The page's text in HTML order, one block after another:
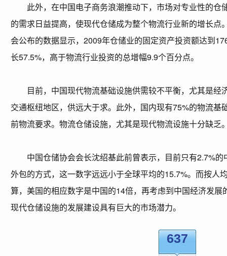
此外，在中国电子商务浪潮推动下，市场对专业性的仓
的需求日益提高，使现代仓储成为整个物流行业新的增长点
会公布的数据显示，2009年仓储业的固定资产投资额达到
长57.5%，高于物流行业投资的总增幅9.9个百分点。
目前，中国现代物流基础设施供需较不平衡，尤其是经
交通枢纽地区，供远大于求。此外，国内现有75%的物流基
前物流要求。物流仓储设施，尤其是现代物流设施十分缺乏
中国仓储协会会长沈绍基此前曾表示，目前只有2.7%的
外包的方式，这一数字远远小于全球平均的15.7%。而按人
算，美国的相应数字是中国的14倍，再考虑到中国经济发展
现代仓储设施的发展建设具有巨大的市场潜力。
637